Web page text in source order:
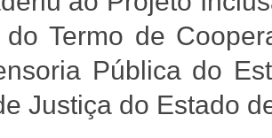
Termo de
Pública do
Justiça do Estado